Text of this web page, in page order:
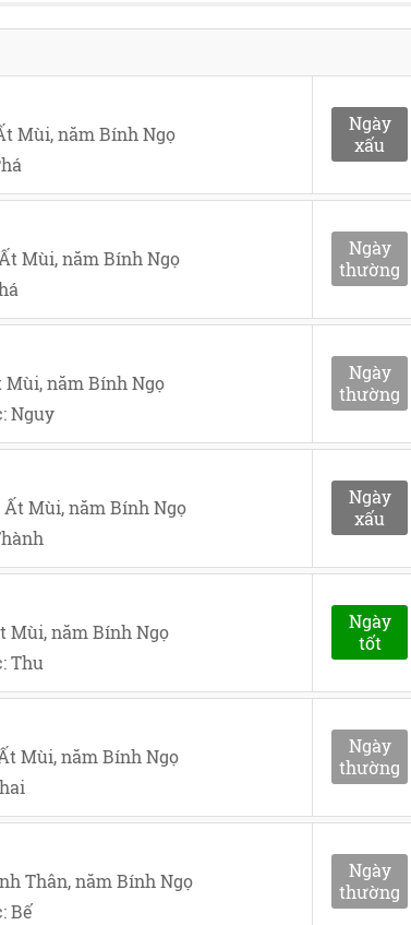
Mùi, năm Bính Ngọ
Ngày
xấu
Mùi, năm Bính Ngọ
Ngày
thường
năm Bính Ngọ
Nguy
Ngày
thường
Mùi, năm Bính Ngọ
Ngày
xấu
Mùi, năm Bính Ngọ
Thu
Ngày
tốt
Mùi, năm Bính Ngọ
Ngày
thường
Thân, năm Bính Ngọ
Bế
Ngày
thường